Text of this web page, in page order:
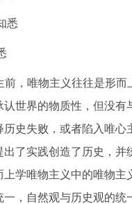
悉
唯物主义往往是形而
世界的物质性，但没
史失败，或者陷入唯
了实践创造了历史，
学唯物主义中的唯物
，自然观与历史观的统